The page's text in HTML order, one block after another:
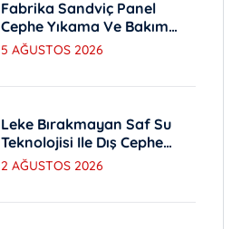
Fabrika Sandviç Panel
Cephe Yıkama Ve Bakım
Yöntemleri
5 AĞUSTOS 2026
Leke Bırakmayan Saf Su
Teknolojisi Ile Dış Cephe
Yıkama
2 AĞUSTOS 2026